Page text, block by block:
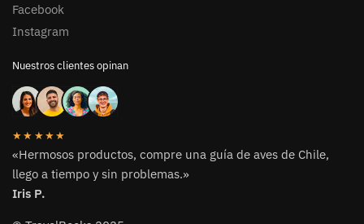
Facebook
Instagram
Nuestros clientes opinan
★★★★★
«Hermosos productos, compre una guía de aves de Chile,
llego a tiempo y sin problemas.»
Iris P.